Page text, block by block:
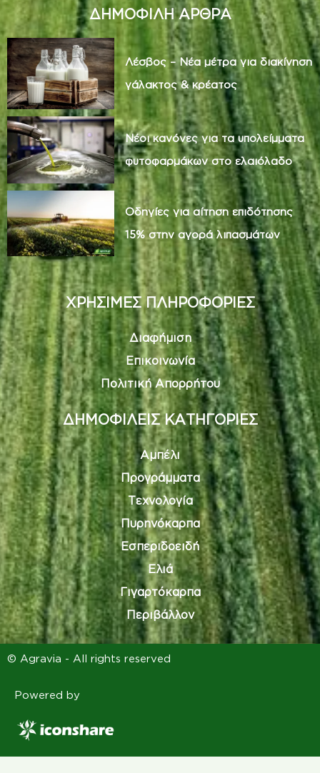
ΔΗΜΟΦΙΛΗ ΑΡΘΡΑ
Λέσβος – Νέα μέτρα για διακίνηση
γάλακτος & κρέατος
Νέοι κανόνες για τα υπολείμματα
φυτοφαρμάκων στο ελαιόλαδο
Οδηγίες για αίτηση επιδότησης
15% στην αγορά λιπασμάτων
ΧΡΗΣΙΜΕΣ ΠΛΗΡΟΦΟΡΙΕΣ
Διαφήμιση
Επικοινωνία
Πολιτική Απορρήτου
ΔΗΜΟΦΙΛΕΙΣ ΚΑΤΗΓΟΡΙΕΣ
Αμπέλι
Προγράμματα
Τεχνολογία
Πυρηνόκαρπα
Εσπεριδοειδή
Ελιά
Γιγαρτόκαρπα
Περιβάλλον
© Agravia - All rights reserved
Powered by